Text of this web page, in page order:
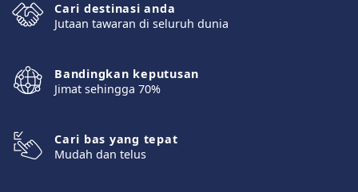
Cari destinasi anda
Jutaan tawaran di seluruh dunia
Bandingkan keputusan
Jimat sehingga 70%
Cari bas yang tepat
Mudah dan telus